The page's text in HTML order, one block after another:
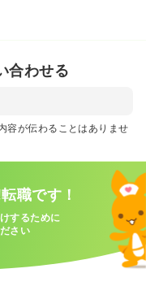
合わせる
容が伝わることはありませ
職です！
するために
さい